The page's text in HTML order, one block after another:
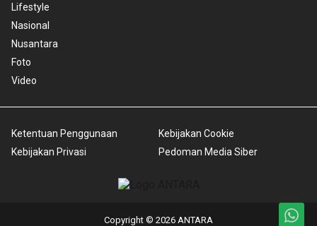
Lifestyle
Nasional
Nusantara
Foto
Video
Ketentuan Penggunaan
Kebijakan Privasi
Kebijakan Cookie
Pedoman Media Siber
Copyright © 2026 ANTARA